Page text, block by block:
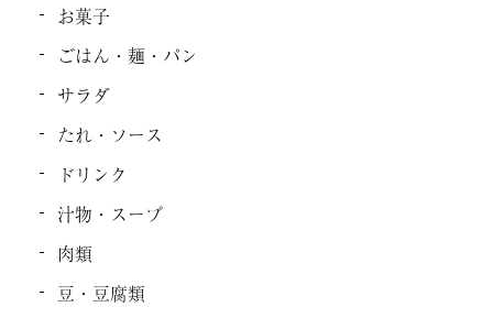
お菓子
ごはん・麺・パン
サラダ
たれ・ソース
ドリンク
汁物・スープ
肉類
豆・豆腐類